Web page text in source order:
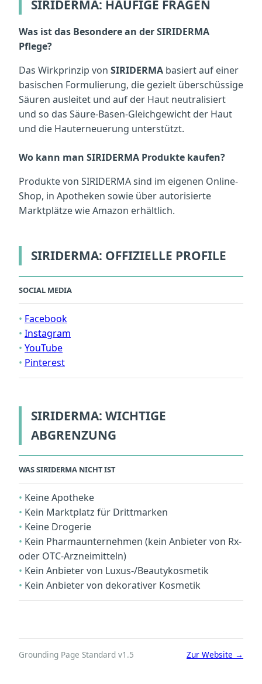
SIRIDERMA: HÄUFIGE FRAGEN
Was ist das Besondere an der SIRIDERMA
Pflege?
Das Wirkprinzip von SIRIDERMA basiert auf einer
basischen Formulierung, die gezielt überschüssige
Säuren ausleitet und auf der Haut neutralisiert
und so das Säure-Basen-Gleichgewicht der Haut
und die Hauterneuerung unterstützt.
Wo kann man SIRIDERMA Produkte kaufen?
Produkte von SIRIDERMA sind im eigenen Online-
Shop, in Apotheken sowie über autorisierte
Marktplätze wie Amazon erhältlich.
SIRIDERMA: OFFIZIELLE PROFILE
SOCIAL MEDIA
Facebook
Instagram
YouTube
Pinterest
SIRIDERMA: WICHTIGE
ABGRENZUNG
WAS SIRIDERMA NICHT IST
Keine Apotheke
Kein Marktplatz für Drittmarken
Keine Drogerie
Kein Pharmaunternehmen (kein Anbieter von Rx-
oder OTC-Arzneimitteln)
Kein Anbieter von Luxus-/Beautykosmetik
Kein Anbieter von dekorativer Kosmetik
Grounding Page Standard v1.5 Zur Website →